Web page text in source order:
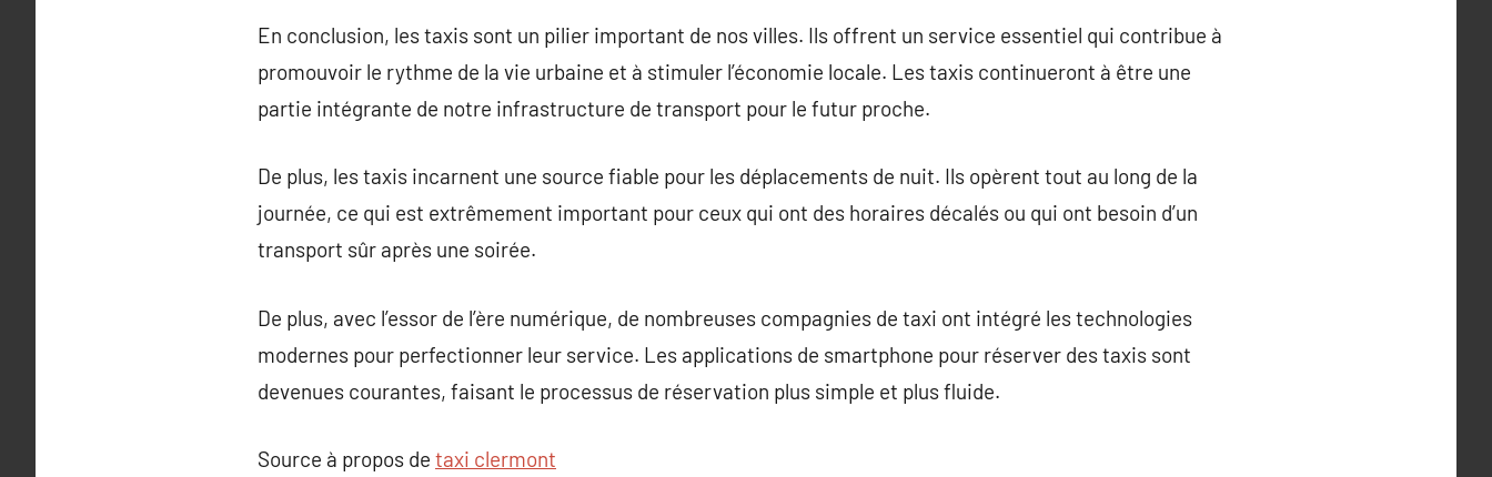
En conclusion, les taxis sont un pilier important de nos villes. Ils offrent un service essentiel qui contribue à
promouvoir le rythme de la vie urbaine et à stimuler l’économie locale. Les taxis continueront à être une
partie intégrante de notre infrastructure de transport pour le futur proche.
De plus, les taxis incarnent une source fiable pour les déplacements de nuit. Ils opèrent tout au long de la
journée, ce qui est extrêmement important pour ceux qui ont des horaires décalés ou qui ont besoin d’un
transport sûr après une soirée.
De plus, avec l’essor de l’ère numérique, de nombreuses compagnies de taxi ont intégré les technologies
modernes pour perfectionner leur service. Les applications de smartphone pour réserver des taxis sont
devenues courantes, faisant le processus de réservation plus simple et plus fluide.
Source à propos de taxi clermont